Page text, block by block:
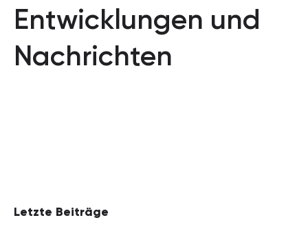
Entwicklungen und
Nachrichten
Letzte Beiträge